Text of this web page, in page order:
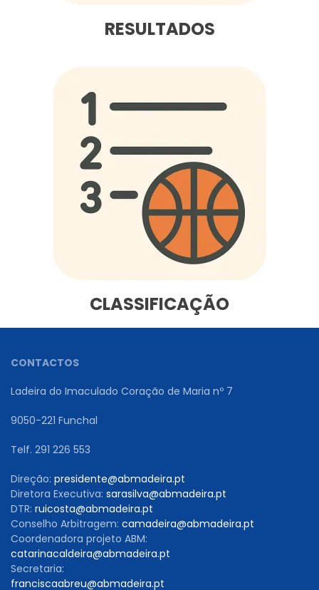
RESULTADOS
CLASSIFICAÇÃO
CONTACTOS
Ladeira do Imaculado Coração de Maria nº 7
9050-221 Funchal
Telf. 291 226 553
Direção: presidente@abmadeira.pt
Diretora Executiva: sarasilva@abmadeira.pt
DTR: ruicosta@abmadeira.pt
Conselho Arbitragem: camadeira@abmadeira.pt
Coordenadora projeto ABM:
catarinacaldeira@abmadeira.pt
Secretaria:
franciscaabreu@abmadeira.pt